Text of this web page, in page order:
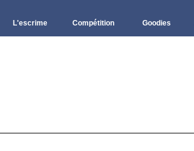
L'escrime Compétition Goodies